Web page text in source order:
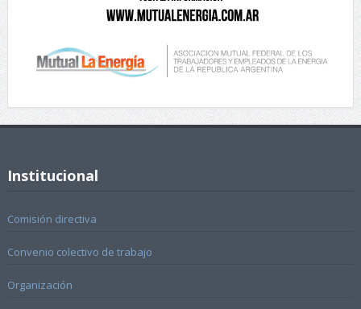
Institucional
Comisión directiva
Convenio colectivo de trabajo
Organización